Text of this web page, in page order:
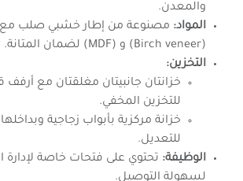
والمعدن.
المواد: مصنوعة من إطار خشبي صلب مع
(Birch veneer) و (MDF) لضمان المتانة.
التخزين:
خزانتان جانبيتان مغلقتان مع أرفف
للتخزين المخفي.
خزانة مركزية بأبواب زجاجية
للتعديل.
الوظيفة: تحتوي على فتحات خاصة لإدارة
لسهولة التوصيل.